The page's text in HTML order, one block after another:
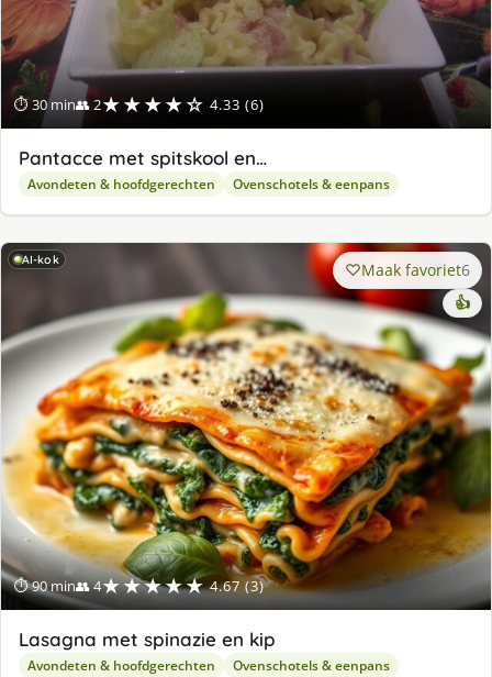
⏱ 30 min👥 2★★★★☆ 4.33 (6)
Pantacce met spitskool en…
Avondeten & hoofdgerechten Ovenschotels & eenpans
AI-kok
⏱ 90 min👥 4★★★★★ 4.67 (3)
Maak favoriet6
👍
Lasagna met spinazie en kip
Avondeten & hoofdgerechten Ovenschotels & eenpans